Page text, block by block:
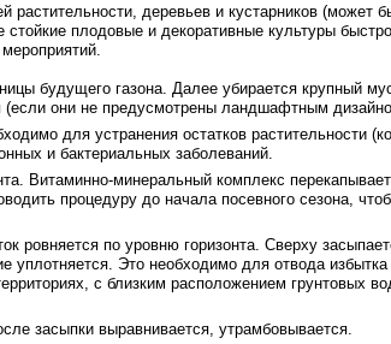
растительности, деревьев и кустарников (может
плодовые и декоративные культуры быстро
будущего газона. Далее убирается крупный
(если они не предусмотрены ландшафтным
для устранения остатков растительности
и бактериальных заболеваний.
Витаминно-минеральный комплекс
процедуру до начала посевного сезона,
ровняется по уровню горизонта. Сверху
Это необходимо для отвода избытка
с близким расположением грунтовых
засыпки выравнивается, утрамбовывается.